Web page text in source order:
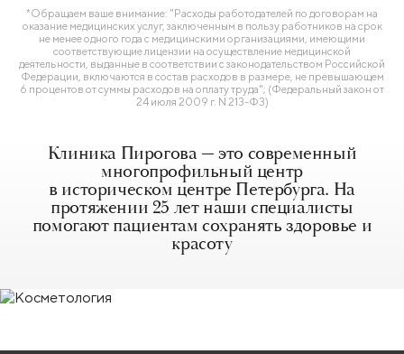
*Обращаем ваше внимание: "Расходы работодателей по договорам на
оказание медицинских услуг, заключенным в пользу работников на срок
не менее одного года с медицинскими организациями, имеющими
соответствующие лицензии на осуществление медицинской
деятельности, выданные в соответствии с законодательством Российской
Федерации, включаются в состав расходов в размере, не превышающем
6 процентов от суммы расходов на оплату труда"; (Федеральный закон от
24 июля 2009 г. N 213-ФЗ)
Клиника Пирогова — это современный
многопрофильный центр
в историческом центре Петербурга. На
протяжении 25 лет наши специалисты
помогают пациентам сохранять здоровье и
красоту